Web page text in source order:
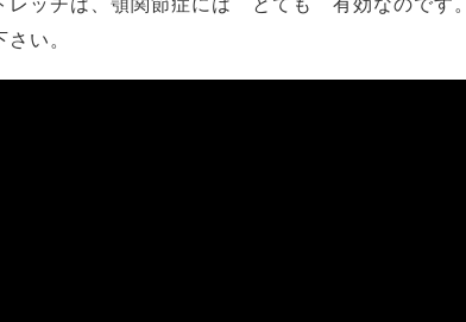
レッチは、顎関節症には とても 有効なのです。
い。